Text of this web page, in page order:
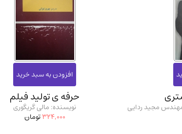
مهندس مجید ردایی
حرفه ی تولید فیلم
نویسنده: مالی گریگوری
324,000تومان